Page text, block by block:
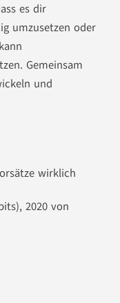
es dir
umzusetzen oder
Gemeinsam
und
wirklich
2020 von